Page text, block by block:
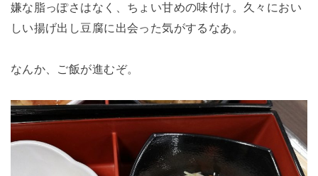
嫌な脂っぽさはなく、ちょい甘めの味付け。久々におい
しい揚げ出し豆腐に出会った気がするなあ。
なんか、ご飯が進むぞ。